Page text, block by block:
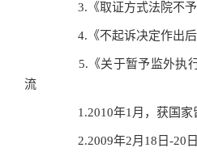
3.《取证方式法院不予
4.《不起诉决定作出后
5.《关于暂予监外执行
流
1.2010年1月，获国家
2.2009年2月18日-20日